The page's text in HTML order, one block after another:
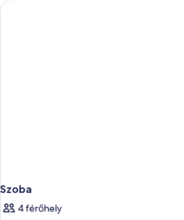
Szoba
4 férőhely